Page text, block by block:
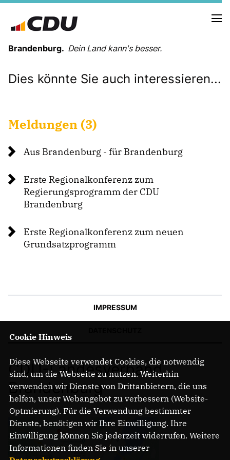
Brandenburg. Dein Land kann's besser.
MELDUNGEN
LANDESVORSTAND
ORGANISATION
VEREINIGUNGEN UND SONDERORGANISATIONEN
LANDESFACHAUSSCHÜSSE
PARTEIGERICHT
NEWSLETTER ABONNIEREN
PROGRAMME
WICHTIGE BESCHLÜSSE DER CDU BRANDENBURG
75 JAHRE CDU BRANDENBURG
PRESSE
SPENDEN
Mitglied werden
Dies könnte Sie auch interessieren...
Meldungen (3)
Aus Brandenburg - für Brandenburg
Erste Regionalkonferenz zum
Regierungsprogramm der CDU
Brandenburg
Erste Regionalkonferenz zum neuen
Grundsatzprogramm
IMPRESSUM
CDU-Landesverband
Brandenburg
Cookie Hinweis
Diese Webseite verwendet Cookies, die notwendig
sind, um die Webseite zu nutzen. Weiterhin
verwenden wir Dienste von Drittanbietern, die uns
helfen, unser Webangebot zu verbessern (Website-
Optmierung). Für die Verwendung bestimmter
Dienste, benötigen wir Ihre Einwilligung. Ihre
Einwilligung können Sie jederzeit widerrufen. Weitere
Informationen finden Sie in unserer